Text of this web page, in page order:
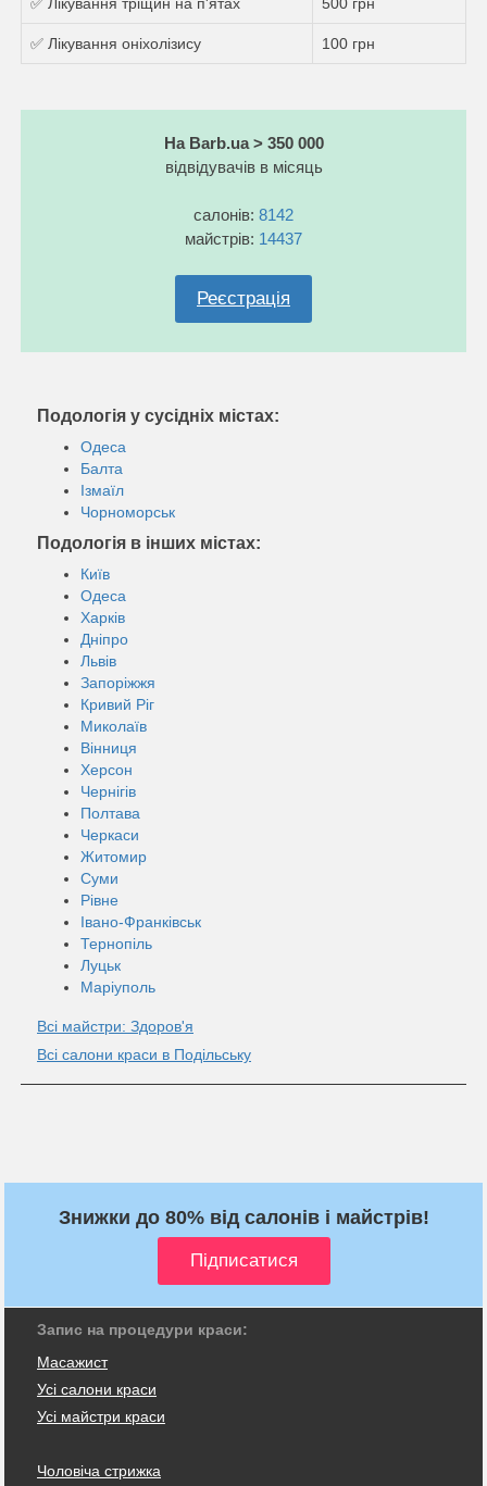
✅ Лікування оніхолізису 100 грн
На Barb.ua > 350 000
відвідувачів в місяць
салонів: 8142
майстрів: 14437
Реєстрація
Подологія у сусідніх містах:
Одеса
Балта
Ізмаїл
Чорноморськ
Подологія в інших містах:
Київ
Одеса
Харків
Дніпро
Львів
Запоріжжя
Кривий Ріг
Миколаїв
Вінниця
Херсон
Чернігів
Полтава
Черкаси
Житомир
Суми
Рівне
Івано-Франківськ
Тернопіль
Луцьк
Маріуполь
Всі майстри: Здоров'я
Всі салони краси в Подільську
Знижки до 80% від салонів і майстрів!
Запис на процедури краси:
Масажист
Усі салони краси
Усі майстри краси
Чоловіча стрижка